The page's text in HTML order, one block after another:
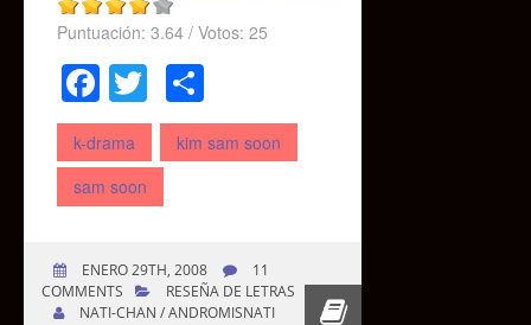
Puntuación: 3.64 / Votos: 25
Facebook
Twitter
k-drama
kim sam soon
sam soon
ENERO 29TH, 2008
11
COMMENTS
RESEÑA DE LETRAS
NATI-CHAN / ANDROMISNATI